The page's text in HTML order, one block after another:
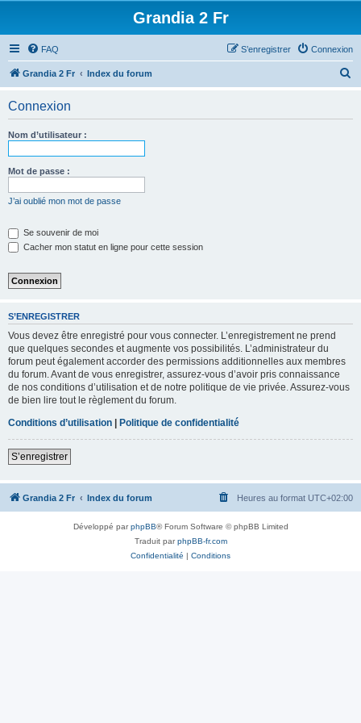
Grandia 2 Fr
FAQ Connexion
S’enregistrer
Grandia 2 Fr Index du forum
Connexion
Nom d’utilisateur :
Mot de passe :
J’ai oublié mon mot de passe
Se souvenir de moi
Cacher mon statut en ligne pour cette session
S’ENREGISTRER
Vous devez être enregistré pour vous connecter. L’enregistrement ne prend
que quelques secondes et augmente vos possibilités. L’administrateur du
forum peut également accorder des permissions additionnelles aux membres
du forum. Avant de vous enregistrer, assurez-vous d’avoir pris connaissance
de nos conditions d’utilisation et de notre politique de vie privée. Assurez-vous
de bien lire tout le règlement du forum.
Conditions d’utilisation | Politique de confidentialité
S’enregistrer
Grandia 2 Fr Index du forum Heures au format UTC+02:00
Développé parphpBB® Forum Software © phpBB Limited
Traduit parphpBB-fr.com
Confidentialité | Conditions